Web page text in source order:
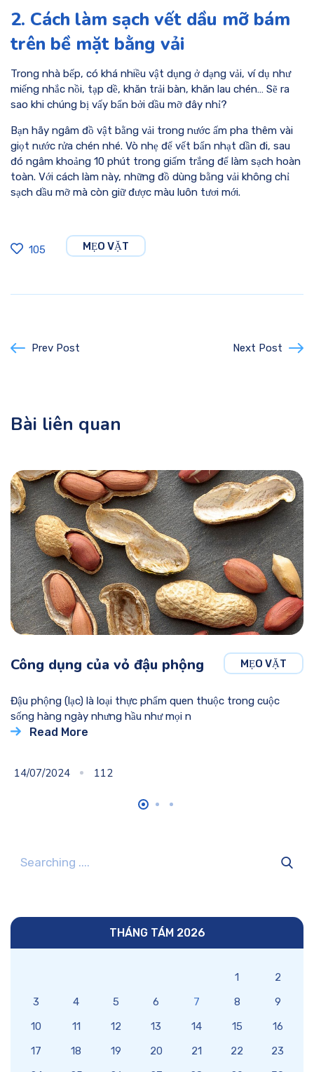
THÁNG TÁM 2026
1
2
3
4 5 6 7 8
9
10
11 12 13 14 15
16
17
18 19 20 21 22
23
2. Cách làm sạch vết dầu mỡ bám
trên bề mặt bằng vải
Trong nhà bếp, có khá nhiều vật dụng ở dạng vải, ví dụ như
miếng nhắc nồi, tạp dề, khăn trải bàn, khăn lau chén… Sẽ ra
sao khi chúng bị vấy bẩn bởi dầu mỡ đây nhỉ?
Bạn hãy ngâm đồ vật bằng vải trong nước ấm pha thêm vài
giọt nước rửa chén nhé. Vò nhẹ để vết bẩn nhạt dần đi, sau
đó ngâm khoảng 10 phút trong giấm trắng để làm sạch hoàn
toàn. Với cách làm này, những đồ dùng bằng vải không chỉ
sạch dầu mỡ mà còn giữ được màu luôn tươi mới.
105 MẸO VẶT
Prev Post Next Post
Bài liên quan
MẸO VẶT
Công dụng của vỏ đậu phộng
Đậu phộng (lạc) là loại thực phẩm quen thuộc trong cuộc
sống hàng ngày nhưng hầu như mọi n
Read More
14/07/2024 112